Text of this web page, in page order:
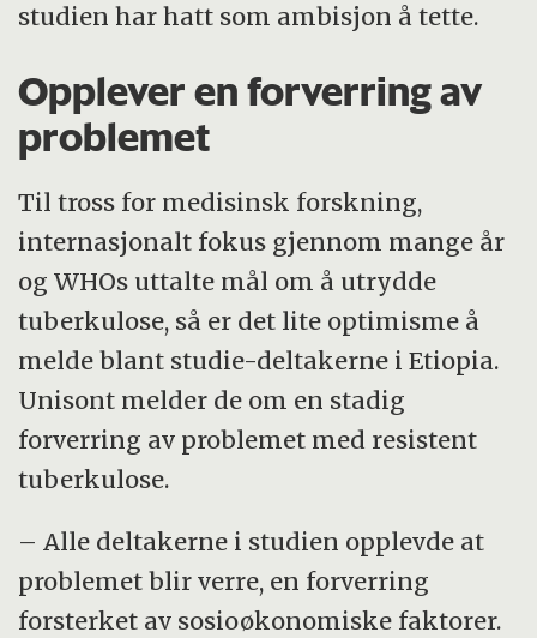
studien har hatt som ambisjon å tette.
Opplever en forverring av
problemet
Til tross for medisinsk forskning,
internasjonalt fokus gjennom mange år
og WHOs uttalte mål om å utrydde
tuberkulose, så er det lite optimisme å
melde blant studie-deltakerne i Etiopia.
Unisont melder de om en stadig
forverring av problemet med resistent
tuberkulose.
– Alle deltakerne i studien opplevde at
problemet blir verre, en forverring
forsterket av sosioøkonomiske faktorer.